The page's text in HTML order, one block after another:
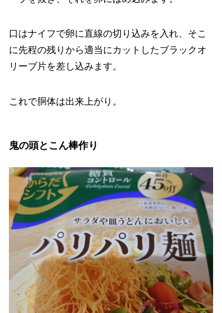
口はナイフで卵に直線の切り込みを入れ、そこ
に先程の残りから適当にカットしたブラックオ
リーブ片を差し込みます。
これで胴体は出来上がり。
鬼の頭とこん棒作り